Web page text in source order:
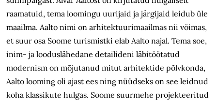
raamatuid, tema loomingu uurijaid ja järgijaid leidub üle
maailma. Aalto nimi on arhitektuurimaailmas nii võimas,
et suur osa Soome turismistki elab Aalto najal. Tema soe,
inim- ja looduslähedane detailideni läbitöötatud
modernism on mõjutanud mitut arhitektide põlvkonda,
Aalto looming oli ajast ees ning nüüdseks on see leidnud
koha klassikute hulgas. Soome suurmehe projekteeritud